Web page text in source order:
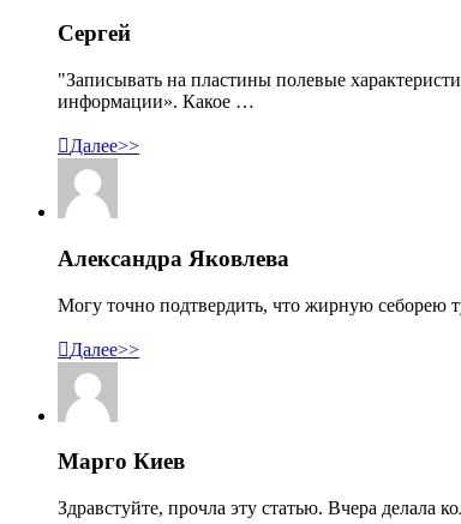
Сергей
"Записывать на пластины полевые
информации». Какое …
Далее>>
Александра Яковлева
Могу точно подтвердить, что жирную себорею
Далее>>
Марго Киев
Здравстуйте, прочла эту статью. Вчера